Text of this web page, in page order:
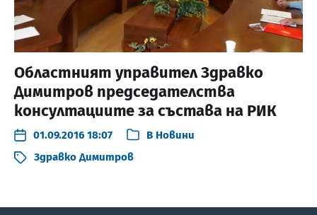
Областният управител Здравко
Димитров председателства
консултациите за състава на РИК
01.09.2016 18:07 В Новини
Здравко Димитров